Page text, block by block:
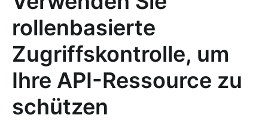
rollenbasierte
Zugriffskontrolle, um
Ihre API-Ressource zu
schützen